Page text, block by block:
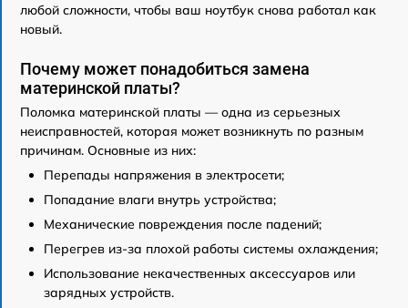
любой сложности, чтобы ваш ноутбук снова работал как
новый.
Почему может понадобиться замена
материнской платы?
Поломка материнской платы — одна из серьезных
неисправностей, которая может возникнуть по разным
причинам. Основные из них:
Перепады напряжения в электросети;
Попадание влаги внутрь устройства;
Механические повреждения после падений;
Перегрев из-за плохой работы системы охлаждения;
Использование некачественных аксессуаров или
зарядных устройств.